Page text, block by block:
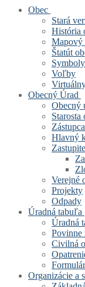
Obec
Stará
História
Mapový
Štatút
Voľby
Obecný Úrad
Obecný
Starosta
Hlavný
Verejné
Projekty
Odpady
Úradná tabuľa
Úradná
Povinne
Civilná
Organizácie a